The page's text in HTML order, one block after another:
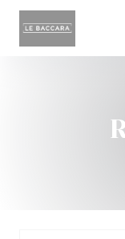
Personalizzazione